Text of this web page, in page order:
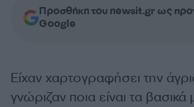
Προσθήκη του newsit.gr ως
Google
Είχαν χαρτογραφήσει την
γνώριζαν ποια είναι τα βασικά